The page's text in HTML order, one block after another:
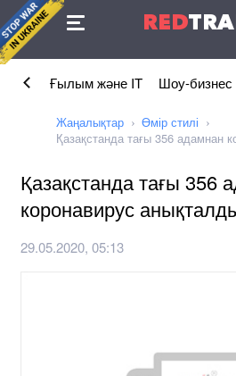
RED
Келісімі
Ғылым және IT Шоу-бизнес
Жаңалықтар
Өмір стилі
Қазақстанда тағы 356 адамнан
Қазақстанда тағы 356
коронавирус
29.05.2020, 05:13